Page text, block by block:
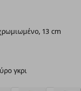
13 cm
γκρι